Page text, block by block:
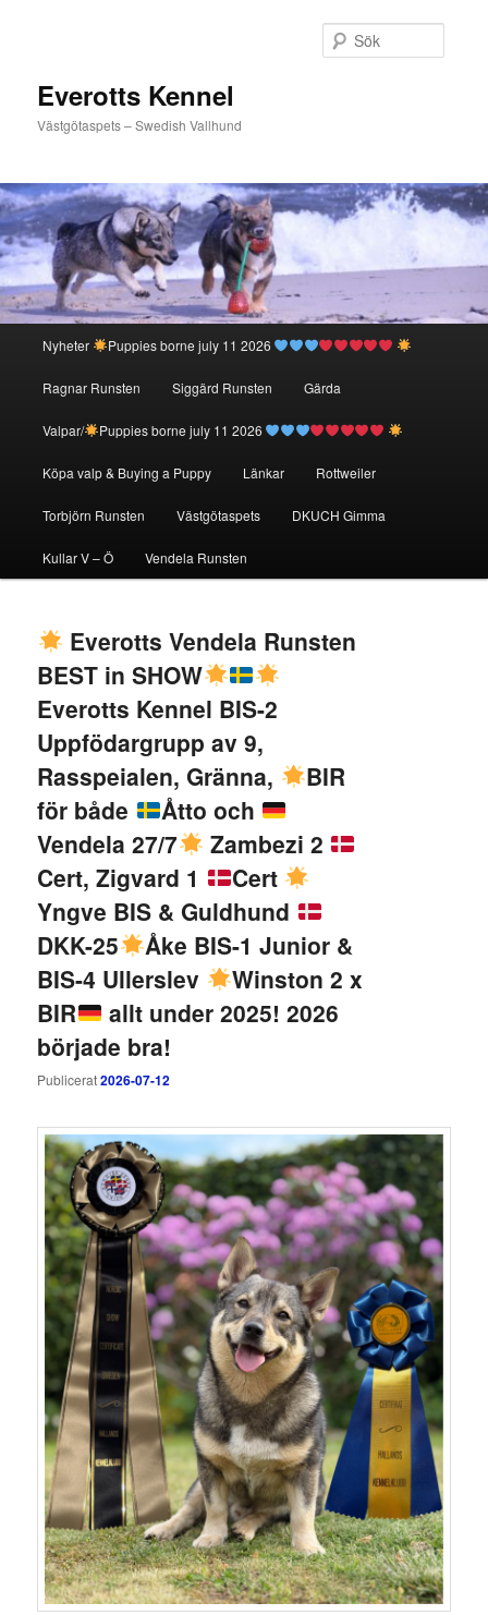
Everotts Kennel
Västgötaspets – Swedish Vallhund
Nyheter Puppies borne july 11 2026
Ragnar Runsten Siggärd Runsten Gärda
Valpar/ Puppies borne july 11 2026
Köpa valp & Buying a Puppy Länkar Rottweiler
Torbjörn Runsten Västgötaspets DKUCH Gimma
Kullar V – Ö Vendela Runsten
Everotts Vendela Runsten
BEST in SHOW
Everotts Kennel BIS-2
Uppfödargrupp av 9,
Rasspeialen, Gränna,
BIR
för både
Åtto och
Vendela 27/7
Zambezi 2
Cert, Zigvard 1
Cert
Yngve BIS & Guldhund
DKK-25
Åke BIS-1 Junior &
BIS-4 Ullerslev
Winston 2 x
BIR
allt under 2025! 2026
började bra!
Publicerat2026-07-12